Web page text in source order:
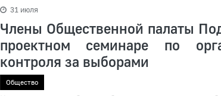
31 июля
Члены Общественной палаты
проектном семинаре по
контроля за выборами
Общество